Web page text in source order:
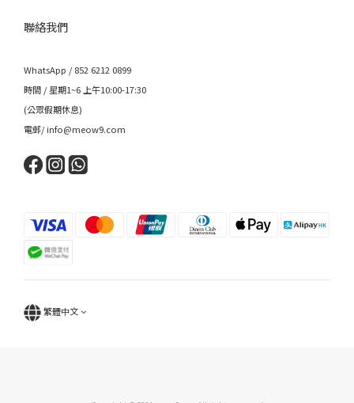
聯絡我們
WhatsApp / 852 6212 0899
時間 / 星期1~6 上午10:00-17:30
(公眾假期休息)
電郵/ info@meow9.com
繁體中文